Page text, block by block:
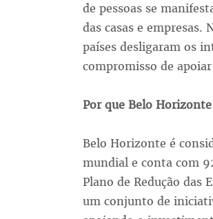
de pessoas se
das casas e empresas.
países desligaram os
compromisso de
Por que Belo
Belo Horizonte é
mundial e conta com
Plano de Redução das
um conjunto de